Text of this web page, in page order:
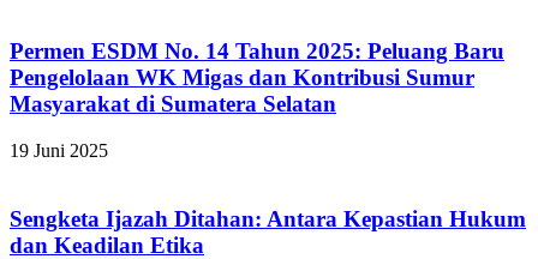
Permen ESDM No. 14 Tahun 2025: Peluang Baru
Pengelolaan WK Migas dan Kontribusi Sumur
Masyarakat di Sumatera Selatan
19 Juni 2025
Sengketa Ijazah Ditahan: Antara Kepastian Hukum
dan Keadilan Etika